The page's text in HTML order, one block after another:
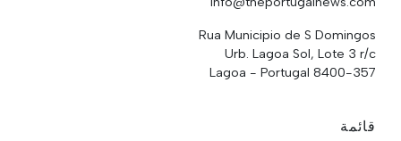
Rua Municipio de S Domingos
Urb. Lagoa Sol, Lote 3 r/c
8400-357 Lagoa - Portugal
قائمة